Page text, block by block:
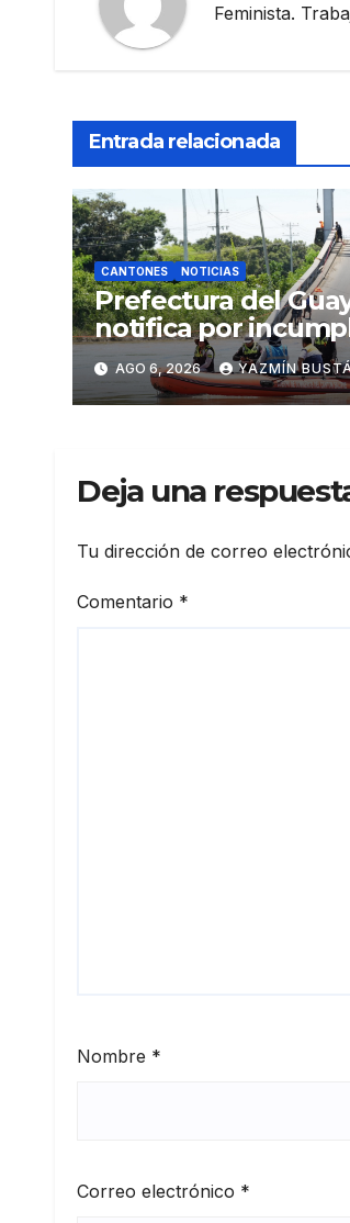
Feminista.
Entrada relacionada
CANTONES NOTICIAS
Prefectura del
notifica por
contractual a la
Concesionaria
exige celeridad en
Daule
AGO 6, 2026 YAZMÍN
Deja una
Tu dirección de correo
Comentario *
Nombre *
Correo electrónico *